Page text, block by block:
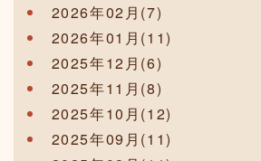
2026年02月(7)
2026年01月(11)
2025年12月(6)
2025年11月(8)
2025年10月(12)
2025年09月(11)